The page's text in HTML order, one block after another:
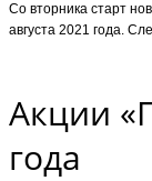
Cо вторника старт
августа 2021 года.
Акции
года